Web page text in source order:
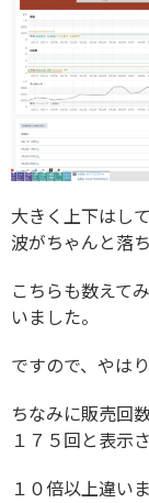
大きく上下はし
波がちゃんと落
こちらも数えて
いました。
ですので、やは
ちなみに販売回
１７５回と表示
１０倍以上違い